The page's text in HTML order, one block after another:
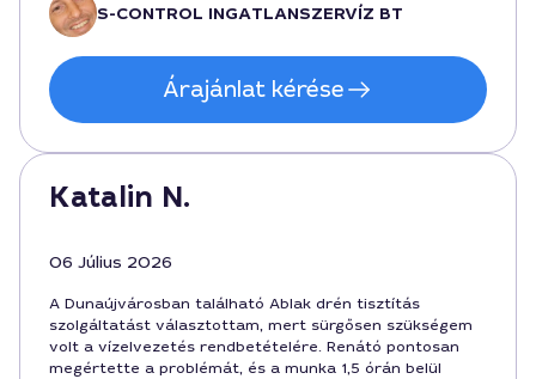
S-CONTROL INGATLANSZERVÍZ BT
Árajánlat kérése
Katalin N.
06 Július 2026
A Dunaújvárosban található Ablak drén tisztítás
szolgáltatást választottam, mert sürgősen szükségem
volt a vízelvezetés rendbetételére. Renátó pontosan
megértette a problémát, és a munka 1,5 órán belül